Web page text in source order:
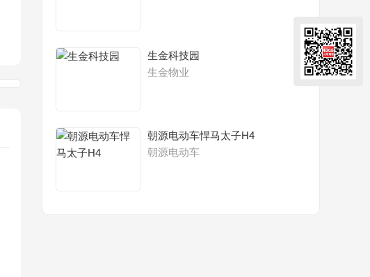
生金科技园
生金物业
朝源电动车悍马太子H4
朝源电动车